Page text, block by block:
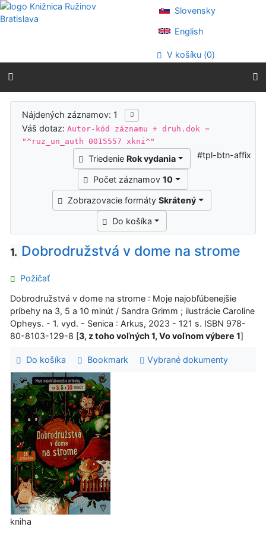
Prejsť na obsah
Prejsť na menu
Prehlásenie o webovej prístupnosti
Slovensky
English
V košíku (0)
Výsledky vyhľadávania
Nájdených záznamov: 1
Váš dotaz:Autor-kód záznamu + druh.dok =
"^ruz_un_auth 0015557 xkni^"
Triedenie Rok vydania
Počet záznamov10
Zobrazovacie formátySkrátený
Do košíka
#tpl-btn-affix
1. Dobrodružstvá v dome na strome
Požičať
Dobrodružstvá v dome na strome : Moje najobľúbenejšie
príbehy na 3, 5 a 10 minút / Sandra Grimm ; ilustrácie Caroline
Opheys. - 1. vyd. - Senica : Arkus, 2023 - 121 s. ISBN 978-
80-8103-129-8 [3, z toho voľných 1, Vo voľnom výbere 1]
Do košíka Bookmark Vybrané dokumenty
kniha